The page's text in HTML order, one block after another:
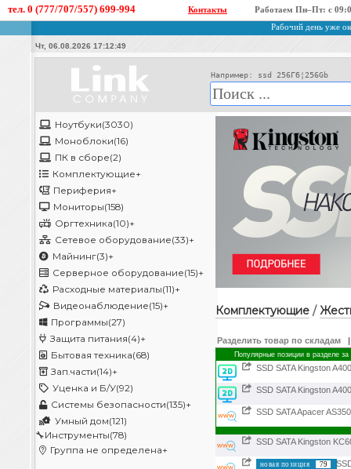
Чт, 06.08.2026 17:12:49
Например: ssd 256Гб¦256Gb
Ноутбуки(3030)
Моноблоки(16)
ПК в сборе(2)
Комплектующие+
Периферия+
Мониторы(158)
Оргтехника(10)+
Сетевое оборудование(33)+
Майнинг(3)+
Серверное оборудование(15)+
Расходные материалы(11)+
Видеонаблюдение(15)+
Программы(27)
Защита питания(4)+
Бытовая техника(68)
Зап.части(14)+
Уценка и Б/У(92)
Системы безопасности(135)+
Умный дом(121)
🔧Инструменты(78)
Группа не определена+
Комплектующие /
Разделить товар по складам
Популярные позиции в разделе
SSD SATA Kingston
SSD SATA Kingston
SSD SATA Apacer
SSD SATA Kingston
новая позиция 79
тел. 0 (777/707/557) 699-994 Работаем Пн–Пт: с
Контакты
Рабочий день уже